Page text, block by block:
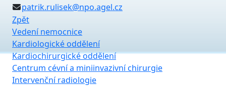
patrik.rulisek@npo.agel.cz
Zpět
Vedení nemocnice
Kardiologické oddělení
Kardiochirurgické oddělení
Centrum cévní a miniinvazivní chirurgie
Intervenční radiologie